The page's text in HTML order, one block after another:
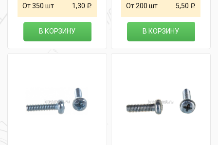
От 350 шт 1,30 Р
В КОРЗИНУ
От 200 шт 5,50 Р
В КОРЗИНУ